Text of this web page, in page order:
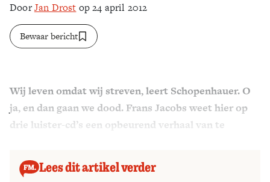
DoorJan Drost op 24 april 2012
Bewaar bericht
Wij leven omdat wij streven, leert Schopenhauer. O
ja, en dan gaan we dood. Frans Jacobs weet hier op
drie luister-cd’s een opbeurend verhaal van te
Lees dit artikel verder